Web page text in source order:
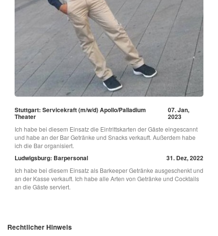
Stuttgart: Servicekraft (m/w/d) Apollo/Palladium
Theater
07. Jan,
2023
Ich habe bei diesem Einsatz die Eintrittskarten der Gäste eingescannt
und habe an der Bar Getränke und Snacks verkauft. Außerdem habe
ich die Bar organisiert.
Ludwigsburg: Barpersonal 31. Dez, 2022
Ich habe bei diesem Einsatz als Barkeeper Getränke ausgeschenkt und
an der Kasse verkauft. Ich habe alle Arten von Getränke und Cocktails
an die Gäste serviert.
Rechtlicher Hinweis